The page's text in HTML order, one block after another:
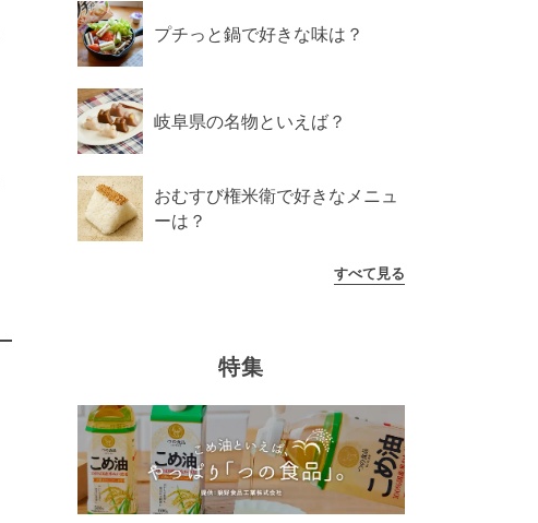
プチっと鍋で好きな味は？
岐阜県の名物といえば？
おむすび権米衛で好きなメニュ
ーは？
すべて見る
特集